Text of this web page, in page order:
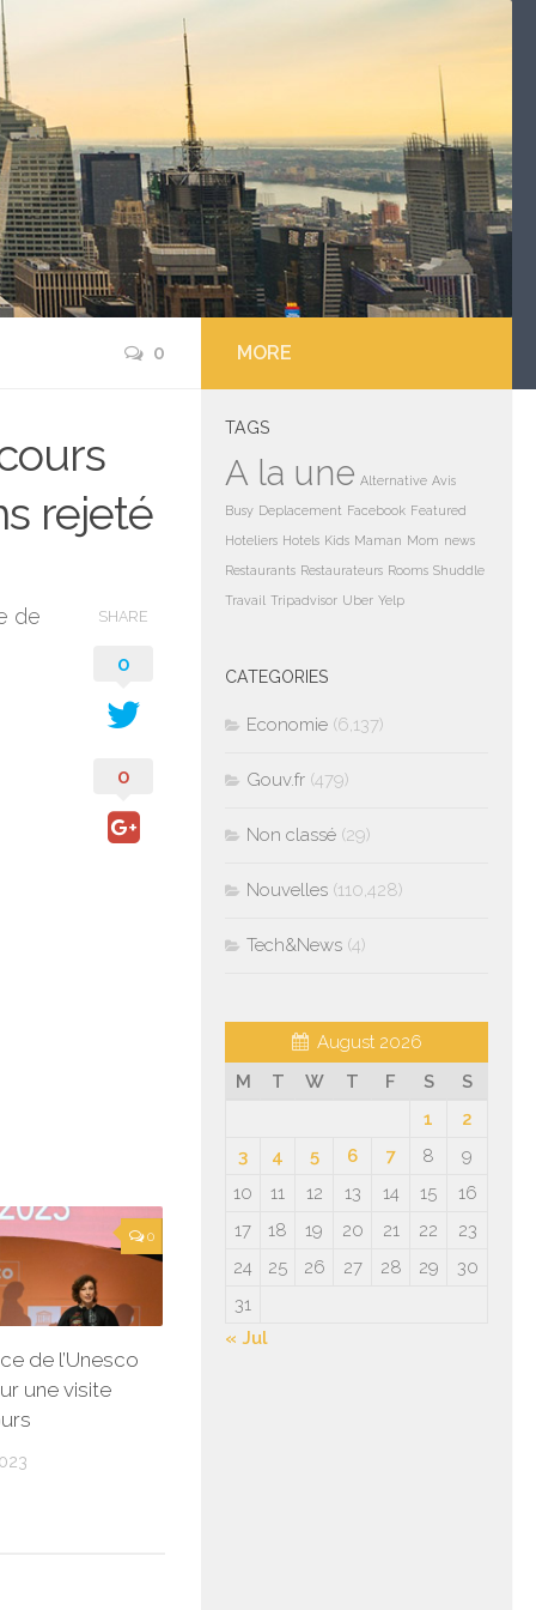
0
rejeté
de
SHARE
0
0
0
de l’Unesco
une visite
MORE
TAGS
A la une Alternative Avis
Busy Deplacement Facebook Featured
Hoteliers Hotels Kids Maman Mom news
Restaurants Restaurateurs Rooms Shuddle
Travail Tripadvisor Uber Yelp
CATEGORIES
Economie (6,137)
Gouv.fr (479)
Non classé (29)
Nouvelles (110,428)
Tech&News (4)
August 2026
M
T W T F S
S
1
2
3
4 5 6 7 8
9
10
11 12 13 14 15
16
17
18 19 20 21 22
23
24
25 26 27 28 29
30
31
« Jul